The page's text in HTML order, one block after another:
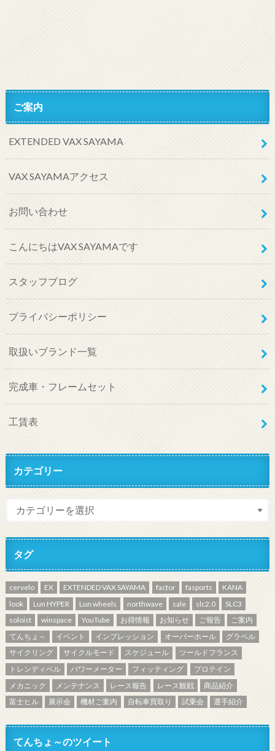
ご案内
EXTENDED VAX SAYAMA
VAX SAYAMAアクセス
お問い合わせ
こんにちはVAX SAYAMAです
スタッフブログ
プライバシーポリシー
取扱いブランド一覧
完成車・フレームセット
工賃表
カテゴリー
タグ
cervelo EX EXTENDED VAX SAYAMA factor fasports
KANA
look
Lun HYPER Lun wheels northwave sale slc2.0
SLC3
soloist
winspace YouTube お得情報 お知らせ ご報告
ご案内
てんちょ～
イベント インプレッション オーバーホール
グラベル
サイクリング
サイクルモード スケジュール
ツールドフランス
トレンディベル
パワーメーター フィッティング
プロテイン
メカニック
メンテナンス レース報告 レース観戦
商品紹介
富士ヒル
展示会 機材ご案内 自転車買取り 試乗会 選手紹介
てんちょ～のツイート